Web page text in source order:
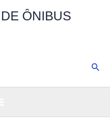
ÔNIBUS